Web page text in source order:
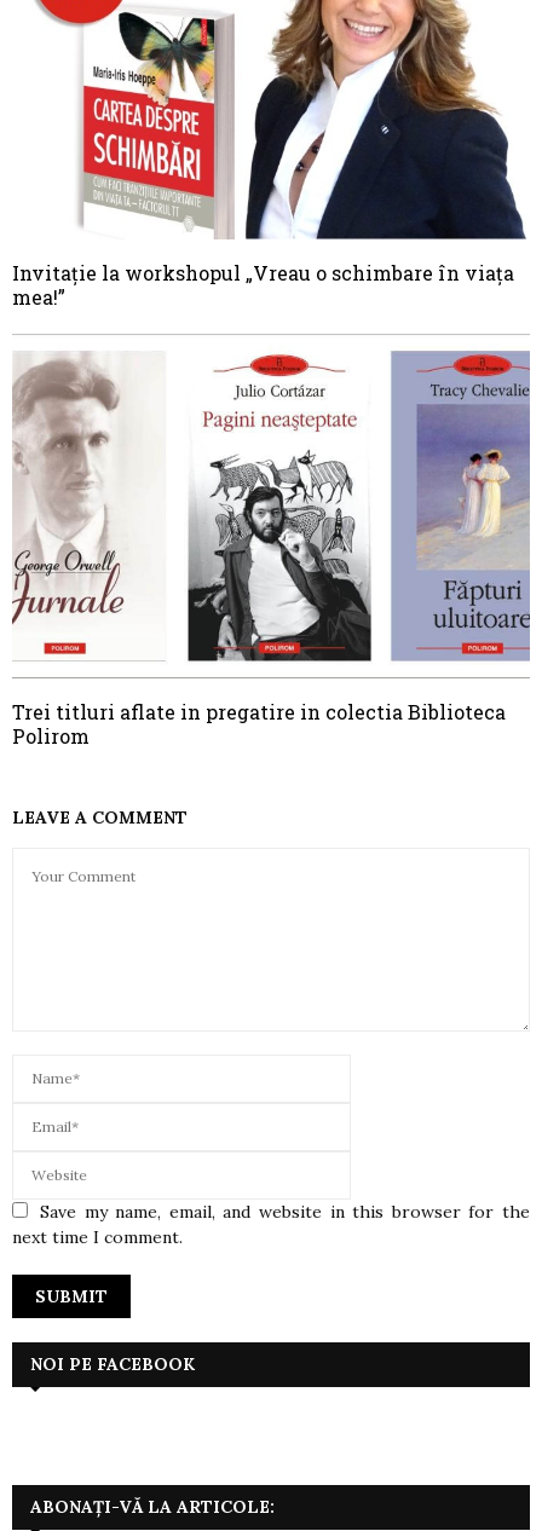
Invitaţie la workshopul „Vreau o schimbare în viaţa
mea!”
Trei titluri aflate in pregatire in colectia Biblioteca
Polirom
LEAVE A COMMENT
Save my name, email, and website in this browser for the
next time I comment.
NOI PE FACEBOOK
ABONAȚI-VĂ LA ARTICOLE: